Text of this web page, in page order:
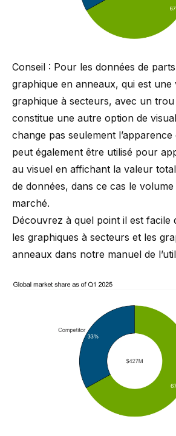
Conseil : Pour les données de
graphique en anneaux, qui est une
graphique à secteurs, avec un trou
constitue une autre option de
change pas seulement
peut également être utilisé pour
au visuel en affichant la valeur
de données, dans ce cas le
marché.
Découvrez à quel point il est facile
les graphiques à secteurs et les
anneaux dans notre manuel de